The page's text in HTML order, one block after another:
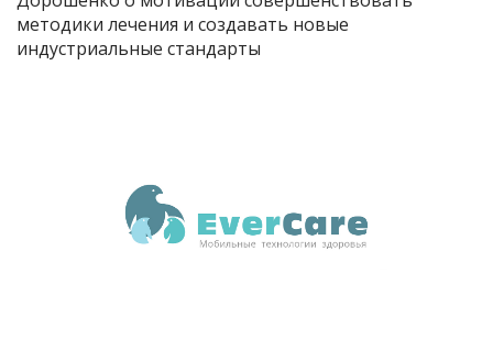
методики лечения и создавать новые
индустриальные стандарты